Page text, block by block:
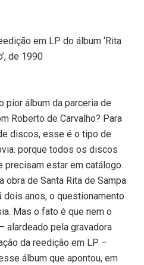
em LP do álbum ‘Rita
de 1990
pior álbum da parceria de
Roberto de Carvalho? Para
discos, esse é o tipo de
porque todos os discos
estar em catálogo.
obra de Santa Rita de Sampa
dois anos, o questionamento
Mas o fato é que nem o
alardeado pela gravadora
da reedição em LP –
álbum que apontou, em